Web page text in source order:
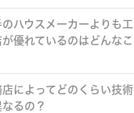
のハウスメーカーよりも工
が優れているのはどんなこ
店によってどのくらい技術
なるの？